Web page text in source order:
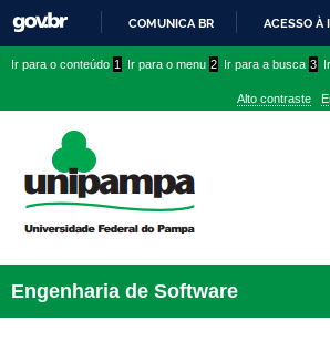
PARA
CONTEÚDO
COMUNICA BR ACESSO À
conteúdo
menu
superior
menu
Ir para o conteúdo 1 Ir para o menu 2 Ir para a busca 3
Alto contraste
Engenharia de Software